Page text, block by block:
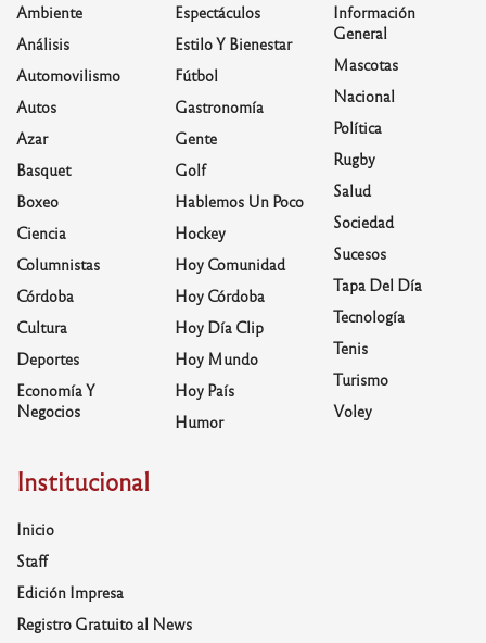
Ambiente
Análisis
Automovilismo
Autos
Azar
Basquet
Boxeo
Ciencia
Columnistas
Córdoba
Cultura
Deportes
Economía Y
Negocios
Espectáculos
Estilo Y Bienestar
Fútbol
Gastronomía
Gente
Golf
Hablemos Un Poco
Hockey
Hoy Comunidad
Hoy Córdoba
Hoy Día Clip
Hoy Mundo
Hoy País
Humor
Información
General
Mascotas
Nacional
Política
Rugby
Salud
Sociedad
Sucesos
Tapa Del Día
Tecnología
Tenis
Turismo
Voley
Institucional
Inicio
Staff
Edición Impresa
Registro Gratuito al News